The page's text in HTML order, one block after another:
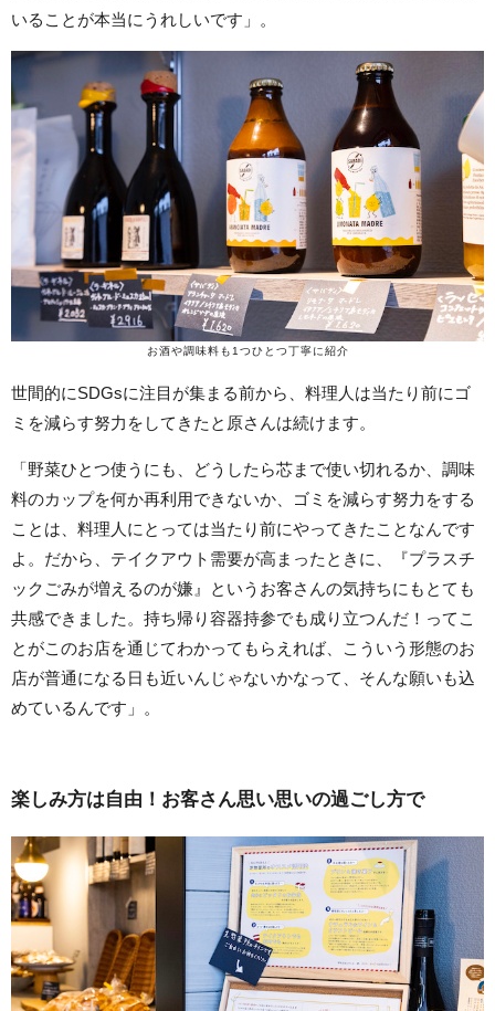
いることが本当にうれしいです」。
お酒や調味料も1つひとつ丁寧に紹介
世間的にSDGsに注目が集まる前から、料理人は当たり前にゴ
ミを減らす努力をしてきたと原さんは続けます。
「野菜ひとつ使うにも、どうしたら芯まで使い切れるか、調味
料のカップを何か再利用できないか、ゴミを減らす努力をする
ことは、料理人にとっては当たり前にやってきたことなんです
よ。だから、テイクアウト需要が高まったときに、『プラスチ
ックごみが増えるのが嫌』というお客さんの気持ちにもとても
共感できました。持ち帰り容器持参でも成り立つんだ！ってこ
とがこのお店を通じてわかってもらえれば、こういう形態のお
店が普通になる日も近いんじゃないかなって、そんな願いも込
めているんです」。
楽しみ方は自由！お客さん思い思いの過ごし方で